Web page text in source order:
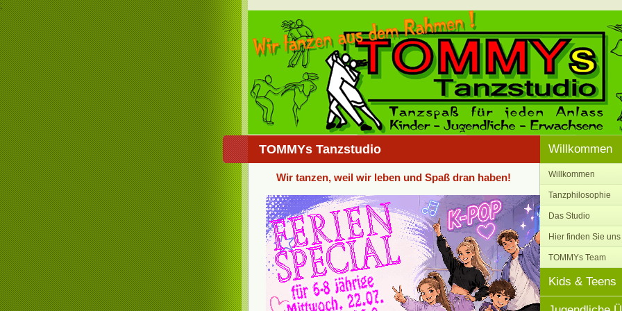
;
TOMMYs Tanzstudio
Wir tanzen, weil wir leben und Spaß dran haben!
Willkommen
Willkommen
Tanzphilosophie
Das Studio
Hier finden Sie uns
TOMMYs Team
Kids & Teens